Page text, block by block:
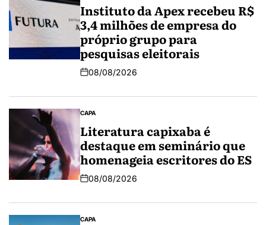
Instituto da Apex recebeu R$
3,4 milhões de empresa do
próprio grupo para
pesquisas eleitorais
08/08/2026
CAPA
Literatura capixaba é
destaque em seminário que
homenageia escritores do ES
08/08/2026
CAPA